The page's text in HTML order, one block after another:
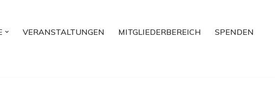
VERANSTALTUNGEN MITGLIEDERBEREICH
SPENDEN